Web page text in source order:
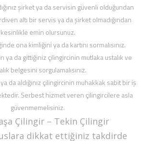
şirket ya da servisin güvenli olduğundan
altı bir servis ya da şirket olmadığından
kesinlikle emin olursunuz.
ona kimliğini ya da kartını sormalısınız.
ya da gittiğiniz çilingircinin mutlaka ustalık ve
belgesini sorgulamalısınız.
da aldığınız çilingircinin muhakkak sabit bir iş
Serbest hizmet veren çilingircilere asla
güvenmemelisiniz.
Çilingir – Tekin Çilingir
dikkat ettiğiniz takdirde